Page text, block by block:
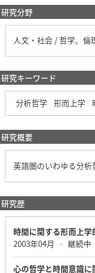
研究分野
人文・社会 / 哲学、倫
研究キーワード
分析哲学 形而上学
研究概要
英語圏のいわゆる分
研究歴
時間に関する形而上学
2003年04月
- 継続中
心の哲学と時間意識に